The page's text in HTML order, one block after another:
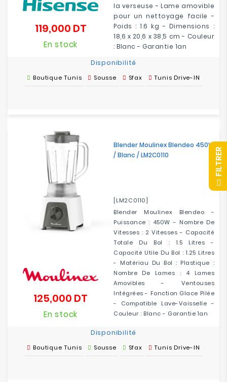
la verseuse - Lame amovible
pour un nettoyage facile -
Poids : 1.6 kg - Dimensions :
18,6 x 20,6 x 38,5 cm - Couleur
: Blanc - Garantie 1an
119,000 DTPrix
En stock
Disponibilité
Boutique Tunis Sousse Sfax Tunis Drive-IN
Blender Moulinex Blendeo 450W
/ Blanc / LM2C0110
[LM2C0110]
Blender Moulinex Blendeo -
Puissance : 450W - Nombre De
Vitesses : 2 Vitesses - Capacité
Totale Du Bol : 1.5 Litres -
Capacité Utile Du Bol : 1.25 Litres
- Matériau Du Bol : Plastique :
Nombre De Lames : 4 Lames
Amovibles - Ventouses
Intégrées - Fonction Glace Pilée
- Compatible Lave-Vaisselle -
Couleur : Blanc - Garantie 1an
125,000 DT
En stock
Disponibilité
Boutique Tunis Sousse Sfax Tunis Drive-IN
R